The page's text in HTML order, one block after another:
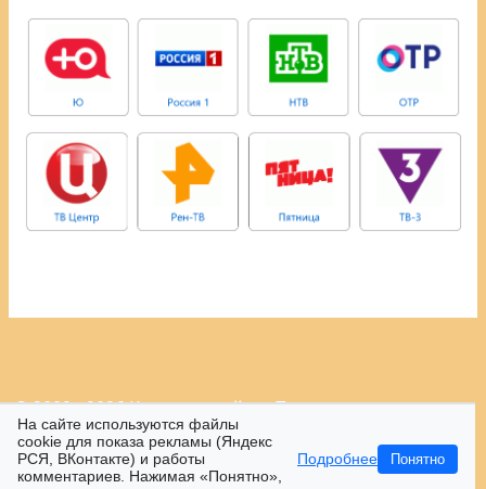
© 2009 - 2026 Контрастный.ру.Политика
конфиденциальности.
16+
На сайте используются файлы
cookie для показа рекламы (Яндекс
РСЯ, ВКонтакте) и работы
комментариев. Нажимая «Понятно»,
Подробнее Понятно